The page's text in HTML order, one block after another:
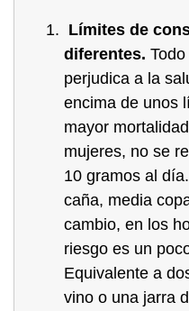
Límites de
diferentes.
perjudica a la
encima de unos
mayor
mujeres, no se
10 gramos al
caña, media
cambio, en los
riesgo es un
Equivalente a
vino o una jarra